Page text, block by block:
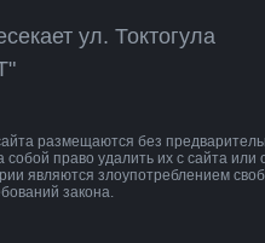
ул. Токтогула
размещаются без
право удалить их с сайта или
являются злоупотреблением
закона.